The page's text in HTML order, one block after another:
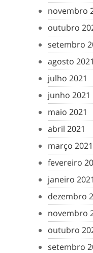
novembro
outubro
setembro
agosto 2021
julho 2021
junho 2021
maio 2021
abril 2021
março 2021
fevereiro
janeiro 2021
dezembro
novembro
outubro
setembro